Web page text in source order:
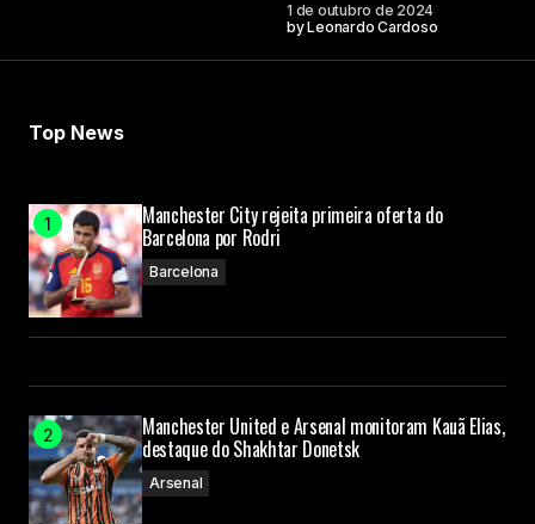
1 de outubro de 2024
byLeonardo Cardoso
Top News
Manchester City rejeita primeira oferta do
Barcelona por Rodri
Barcelona
Manchester United e Arsenal monitoram Kauã Elias,
destaque do Shakhtar Donetsk
Arsenal